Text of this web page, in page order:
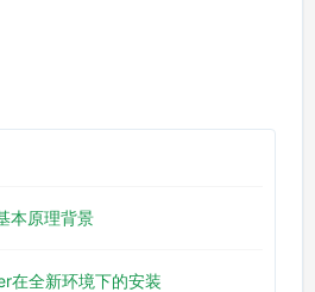
本原理背景
在全新环境下的安装